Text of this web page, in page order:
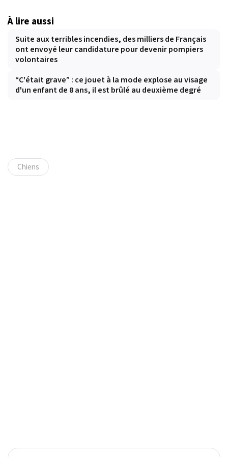
À lire aussi
Suite aux terribles incendies, des milliers de Français
ont envoyé leur candidature pour devenir pompiers
volontaires
“C'était grave” : ce jouet à la mode explose au visage
d'un enfant de 8 ans, il est brûlé au deuxième degré
Chiens